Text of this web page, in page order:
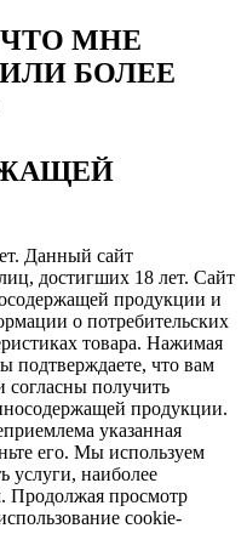
МНЕ
БОЛЕЕ
Данный сайт
достигших 18 лет. Сайт
продукции и
о потребительских
товара. Нажимая
подтверждаете, что вам
получить
продукции.
указанная
его. Мы используем
услуги, наиболее
Продолжая просмотр
cookie-